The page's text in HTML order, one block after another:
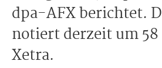
dpa-AFX berichtet.
notiert derzeit um 58
Xetra.